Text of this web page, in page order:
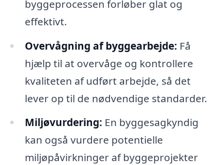
byggeprocessen forløber glat og
effektivt.
Overvågning af byggearbejde: Få
hjælp til at overvåge og kontrollere
kvaliteten af udført arbejde, så det
lever op til de nødvendige standarder.
Miljøvurdering: En byggesagkyndig
kan også vurdere potentielle
miljøpåvirkninger af byggeprojekter